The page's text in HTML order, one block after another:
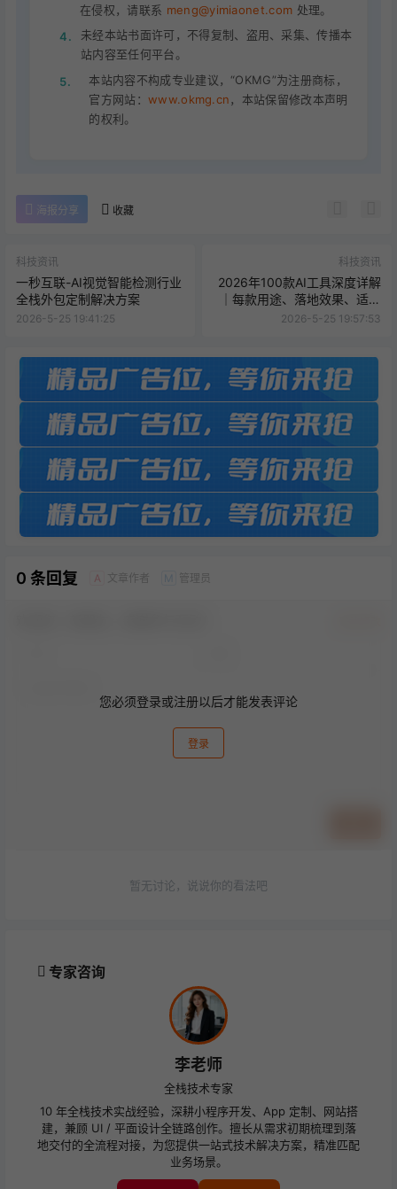
在侵权，请联系 meng@yimiaonet.com 处理。
4.
未经本站书面许可，不得复制、盗用、采集、传播本
站内容至任何平台。
5.
本站内容不构成专业建议，“OKMG”为注册商标，
官方网站： www.okmg.cn，本站保留修改本声明
的权利。
海报分享 收藏
科技资讯
一秒互联-AI视觉智能检测行业
全栈外包定制解决方案
2026-5-25 19:41:25
科技资讯
2026年100款AI工具深度详解
｜每款用途、落地效果、适配
人群全拆解（实操落地版）
2026-5-25 19:57:53
0 条回复 A 文章作者 M 管理员
您必须登录或注册以后才能发表评论
登录
暂无讨论，说说你的看法吧
专家咨询
李老师
全栈技术专家
10 年全栈技术实战经验，深耕小程序开发、App 定制、网站搭
建，兼顾 UI / 平面设计全链路创作。擅长从需求初期梳理到落
地交付的全流程对接，为您提供一站式技术解决方案，精准匹配
业务场景。